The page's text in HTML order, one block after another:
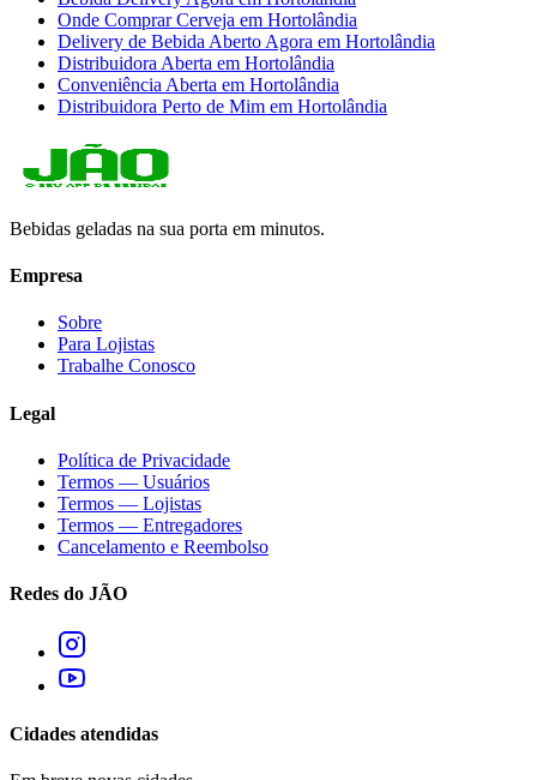
Onde Comprar Cerveja em Hortolândia
Delivery de Bebida Aberto Agora em Hortolândia
Distribuidora Aberta em Hortolândia
Conveniência Aberta em Hortolândia
Distribuidora Perto de Mim em Hortolândia
Bebidas geladas na sua porta em minutos.
Empresa
Sobre
Para Lojistas
Trabalhe Conosco
Legal
Política de Privacidade
Termos — Usuários
Termos — Lojistas
Termos — Entregadores
Cancelamento e Reembolso
Redes do JÃO
Cidades atendidas